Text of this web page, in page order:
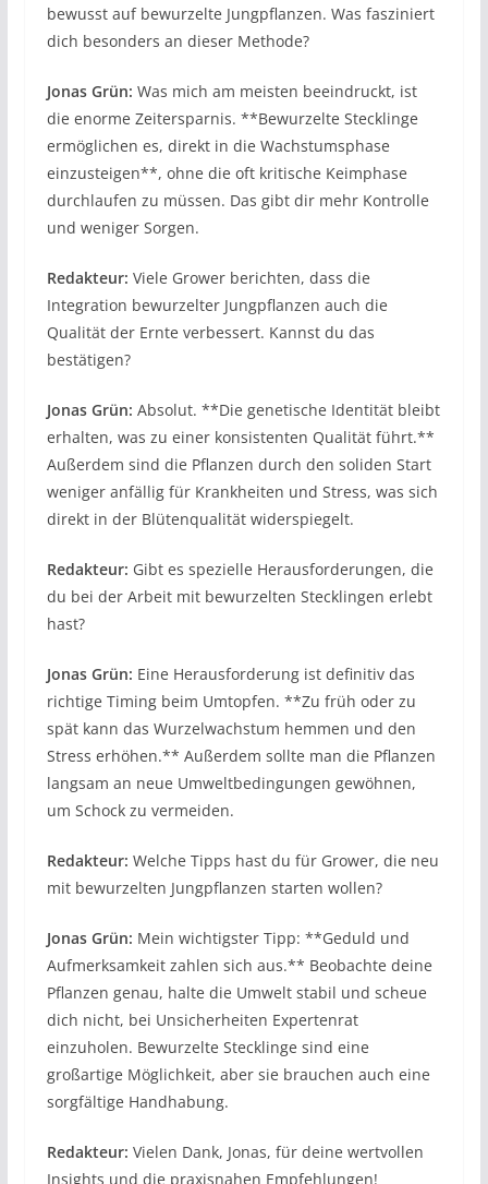
bewusst auf bewurzelte Jungpflanzen. Was fasziniert
dich besonders an dieser Methode?
Jonas Grün: Was mich am meisten beeindruckt, ist
die enorme Zeitersparnis. **Bewurzelte Stecklinge
ermöglichen es, direkt in die Wachstumsphase
einzusteigen**, ohne die oft kritische Keimphase
durchlaufen zu müssen. Das gibt dir mehr Kontrolle
und weniger Sorgen.
Redakteur: Viele Grower berichten, dass die
Integration bewurzelter Jungpflanzen auch die
Qualität der Ernte verbessert. Kannst du das
bestätigen?
Jonas Grün: Absolut. **Die genetische Identität bleibt
erhalten, was zu einer konsistenten Qualität führt.**
Außerdem sind die Pflanzen durch den soliden Start
weniger anfällig für Krankheiten und Stress, was sich
direkt in der Blütenqualität widerspiegelt.
Redakteur: Gibt es spezielle Herausforderungen, die
du bei der Arbeit mit bewurzelten Stecklingen erlebt
hast?
Jonas Grün: Eine Herausforderung ist definitiv das
richtige Timing beim Umtopfen. **Zu früh oder zu
spät kann das Wurzelwachstum hemmen und den
Stress erhöhen.** Außerdem sollte man die Pflanzen
langsam an neue Umweltbedingungen gewöhnen,
um Schock zu vermeiden.
Redakteur: Welche Tipps hast du für Grower, die neu
mit bewurzelten Jungpflanzen starten wollen?
Jonas Grün: Mein wichtigster Tipp: **Geduld und
Aufmerksamkeit zahlen sich aus.** Beobachte deine
Pflanzen genau, halte die Umwelt stabil und scheue
dich nicht, bei Unsicherheiten Expertenrat
einzuholen. Bewurzelte Stecklinge sind eine
großartige Möglichkeit, aber sie brauchen auch eine
sorgfältige Handhabung.
Redakteur: Vielen Dank, Jonas, für deine wertvollen
Insights und die praxisnahen Empfehlungen!